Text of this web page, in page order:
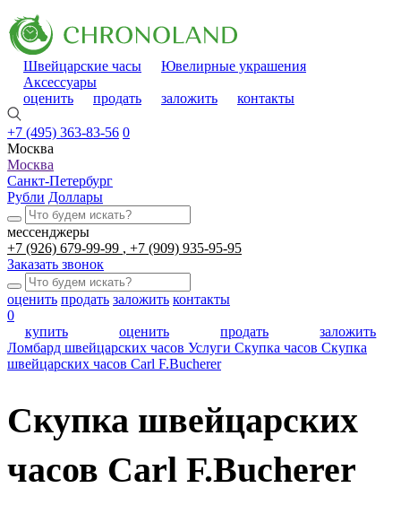
Швейцарские часы
Ювелирные украшения
Аксессуары
оценить
продать заложить контакты
+7 (495) 363-83-56 0
Москва
Москва
Санкт-Петербург
Рубли Доллары
мессенджеры
+7 (926) 679-99-99
+7 (909) 935-95-95
Заказать звонок
оценить продать заложить контакты
0
купить
оценить продать
заложить
Ломбард швейцарских часов Услуги Скупка часов Скупка
швейцарских часов Carl F.Bucherer
Скупка швейцарских
часов Carl F.Bucherer